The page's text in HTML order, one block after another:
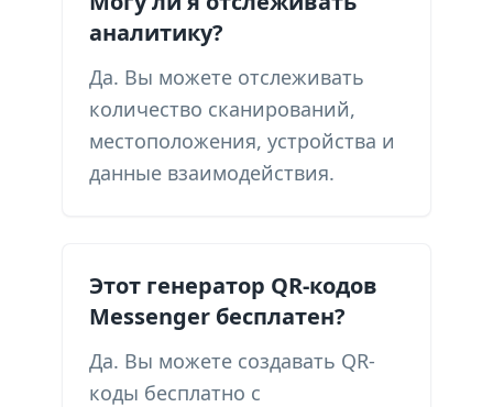
аналитику?
Да. Вы можете отслеживать
количество сканирований,
местоположения, устройства и
данные взаимодействия.
Этот генератор QR-кодов
Messenger бесплатен?
Да. Вы можете создавать QR-
коды бесплатно с